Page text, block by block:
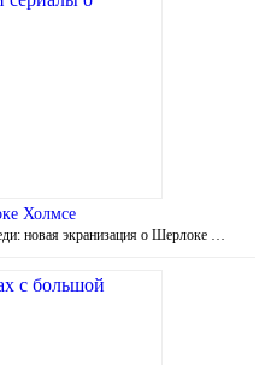
Холмсе
новая экранизация о Шерлоке …